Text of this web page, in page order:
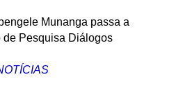
Munanga passa a
de Pesquisa Diálogos